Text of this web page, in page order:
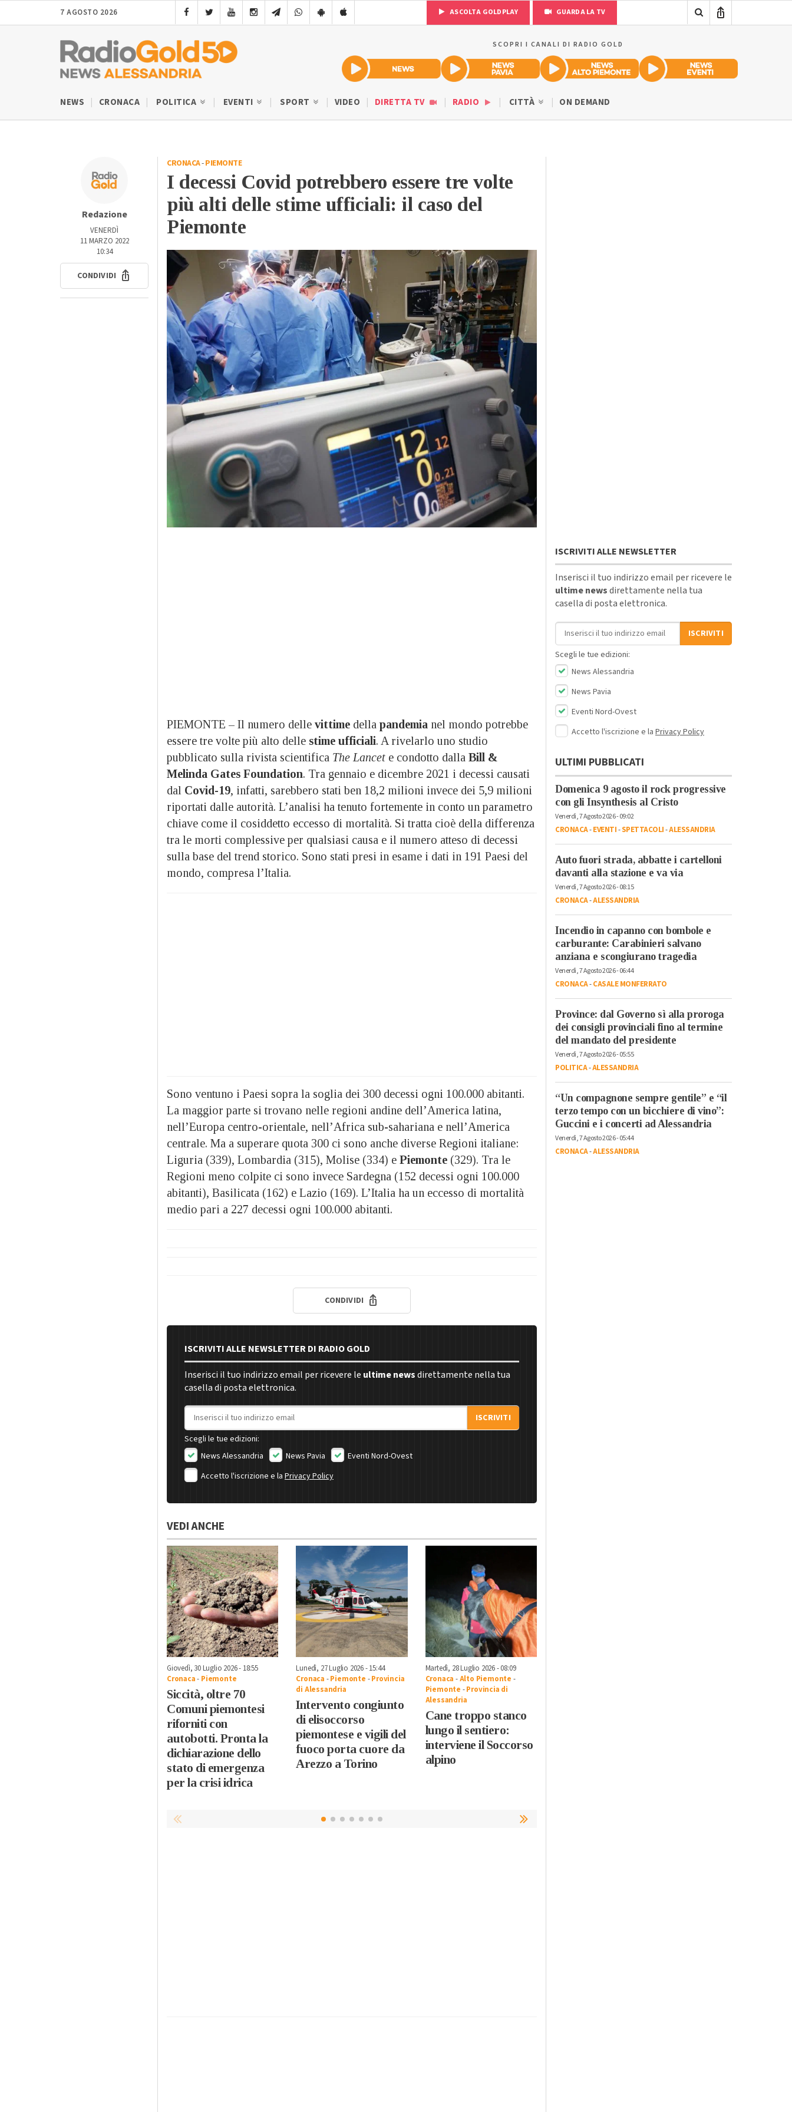
7 AGOSTO 2026 ASCOLTA GOLDPLAY GUARDA LA TV
SCOPRI I CANALI DI RADIO GOLD
NEWS CRONACA POLITICA EVENTI SPORT VIDEO DIRETTA TV RADIO CITTÀ ON DEMAND
Redazione
VENERDÌ
11 MARZO 2022
10:34
CONDIVIDI
CRONACA-PIEMONTE
I decessi Covid potrebbero essere tre volte
più alti delle stime ufficiali: il caso del
Piemonte
PIEMONTE – Il numero delle vittime della pandemia nel mondo potrebbe
essere tre volte più alto delle stime ufficiali. A rivelarlo uno studio
pubblicato sulla rivista scientifica The Lancet e condotto dalla Bill &
Melinda Gates Foundation. Tra gennaio e dicembre 2021 i decessi causati
dal Covid-19, infatti, sarebbero stati ben 18,2 milioni invece dei 5,9 milioni
riportati dalle autorità. L’analisi ha tenuto fortemente in conto un parametro
chiave come il cosiddetto eccesso di mortalità. Si tratta cioè della differenza
tra le morti complessive per qualsiasi causa e il numero atteso di decessi
sulla base del trend storico. Sono stati presi in esame i dati in 191 Paesi del
mondo, compresa l’Italia.
Sono ventuno i Paesi sopra la soglia dei 300 decessi ogni 100.000 abitanti.
La maggior parte si trovano nelle regioni andine dell’America latina,
nell’Europa centro-orientale, nell’Africa sub-sahariana e nell’America
centrale. Ma a superare quota 300 ci sono anche diverse Regioni italiane:
Liguria (339), Lombardia (315), Molise (334) e Piemonte (329). Tra le
Regioni meno colpite ci sono invece Sardegna (152 decessi ogni 100.000
abitanti), Basilicata (162) e Lazio (169). L’Italia ha un eccesso di mortalità
medio pari a 227 decessi ogni 100.000 abitanti.
CONDIVIDI
ISCRIVITI ALLE NEWSLETTER DI RADIO GOLD
Inserisci il tuo indirizzo email per ricevere le ultime newsdirettamente nella tua
casella di posta elettronica.
Indirizzo email
ISCRIVITI
Scegli le tue edizioni:
News Alessandria
News Pavia
Eventi Nord-Ovest
Accetto l'iscrizione e la Privacy Policy
VEDI ANCHE
Giovedì, 30 Luglio 2026 - 18:55
Cronaca- Piemonte
Siccità, oltre 70
Comuni piemontesi
riforniti con
autobotti. Pronta la
dichiarazione dello
stato di emergenza
per la crisi idrica
Lunedì, 27 Luglio 2026 - 15:44
Cronaca -Piemonte -Provincia
di Alessandria
Intervento congiunto
di elisoccorso
piemontese e vigili del
fuoco porta cuore da
Arezzo a Torino
Martedì, 28 Luglio 2026 - 08:09
Cronaca -Alto Piemonte -
Piemonte -Provincia di
Alessandria
Cane troppo stanco
lungo il sentiero:
interviene il Soccorso
alpino
ISCRIVITI ALLE NEWSLETTER
Inserisci il tuo indirizzo email per ricevere le
ultime newsdirettamente nella tua
casella di posta elettronica.
Indirizzo email
ISCRIVITI
Scegli le tue edizioni:
News Alessandria
News Pavia
Eventi Nord-Ovest
Accetto l'iscrizione e la Privacy Policy
ULTIMI PUBBLICATI
Domenica 9 agosto il rock progressive
con gli Insynthesis al Cristo
Venerdì, 7 Agosto 2026 - 09:02
CRONACA-EVENTI-SPETTACOLI-ALESSANDRIA
Auto fuori strada, abbatte i cartelloni
davanti alla stazione e va via
Venerdì, 7 Agosto 2026 - 08:15
CRONACA-ALESSANDRIA
Incendio in capanno con bombole e
carburante: Carabinieri salvano
anziana e scongiurano tragedia
Venerdì, 7 Agosto 2026 - 06:44
CRONACA-CASALE MONFERRATO
Province: dal Governo sì alla proroga
dei consigli provinciali fino al termine
del mandato del presidente
Venerdì, 7 Agosto 2026 - 05:55
POLITICA-ALESSANDRIA
“Un compagnone sempre gentile” e “il
terzo tempo con un bicchiere di vino”:
Guccini e i concerti ad Alessandria
Venerdì, 7 Agosto 2026 - 05:44
CRONACA-ALESSANDRIA